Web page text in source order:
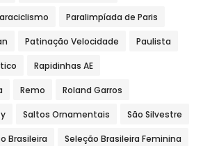
Paralimpíada de Paris
Patinação Velocidade Paulista
Rapidinhas AE
Remo Roland Garros
Saltos Ornamentais São Silvestre
Brasileira Seleção Brasileira Feminina